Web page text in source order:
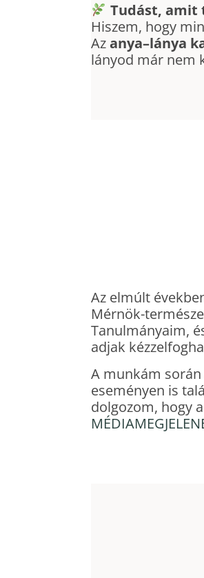
Tudást, amit
Hiszem, hogy
Azanya–lánya
lányod már nem
Az elmúlt
Mérnök-
Tanulmányaim,
adjak
A munkám során
eseményen is
dolgozom, hogy